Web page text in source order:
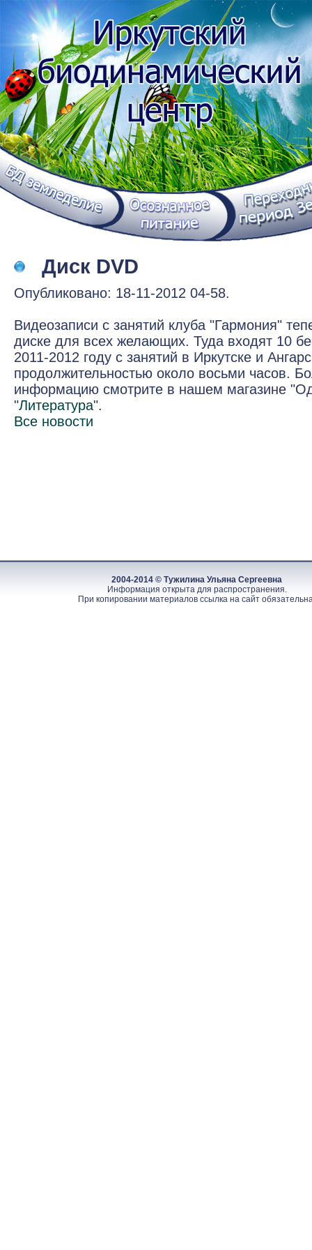
Диск DVD
Опубликовано: 18-11-2012 04-58.
Видеозаписи с занятий клуба "Гармония"
диске для всех желающих. Туда входят 10
2011-2012 году с занятий в Иркутске и
продолжительностью около восьми часов.
информацию смотрите в нашем магазине
"Литература".
Все новости
2004-2014 © Тужилина Ульяна Сергеевна
Информация открыта для распространения.
При копировании материалов ссылка на сайт